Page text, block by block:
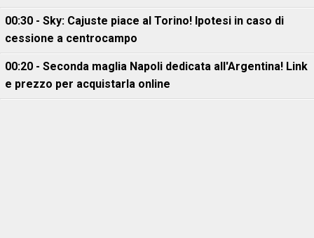
00:30 - Sky: Cajuste piace al Torino! Ipotesi in caso di
cessione a centrocampo
00:20 - Seconda maglia Napoli dedicata all'Argentina! Link
e prezzo per acquistarla online